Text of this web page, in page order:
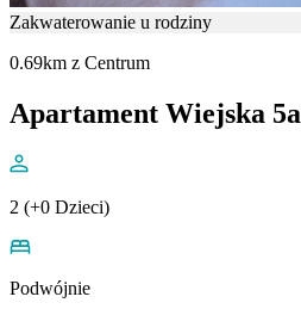
Zakwaterowanie u rodziny
0.69km z Centrum
Apartament Wiejska 5a
2 (+0 Dzieci)
Podwójnie